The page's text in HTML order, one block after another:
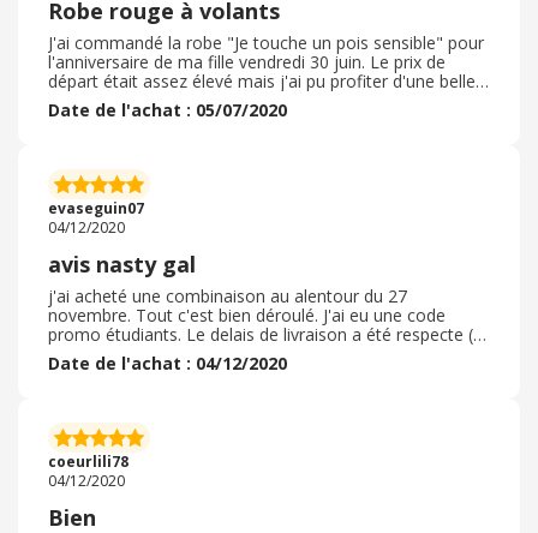
Robe rouge à volants
J'ai commandé la robe "Je touche un pois sensible" pour
l'anniversaire de ma fille vendredi 30 juin. Le prix de
départ était assez élevé mais j'ai pu profiter d'une belle
réduction de 55%. Le site est agréable et facile
d'utilisation. Le délais de livraison a été respecté. Ma
matière recyclée. La robe paraît de bonne qualité et taille
vraiment bien. Elle met la silhouette en valeur mais elle
marque les formes. En conclusion, bonne découverte, je
commanderais probablement de nouveau.
Date de l'achat : 05/07/2020
evaseguin07
04/12/2020
avis nasty gal
j'ai acheté une combinaison au alentour du 27
novembre. Tout c'est bien déroulé. J'ai eu une code
promo étudiants. Le delais de livraison a été respecte (
la commande est arrivé en 5 jours) l'emballage est
correct comme toujours. Les articles étaient conformes
retour sont gratuit il me semble. Ce n'est pas la première
fois que je commande sur ce site je l'adore mais il faut
regarder les avis clients avant d'acheter
Date de l'achat : 04/12/2020
coeurlili78
04/12/2020
Bien